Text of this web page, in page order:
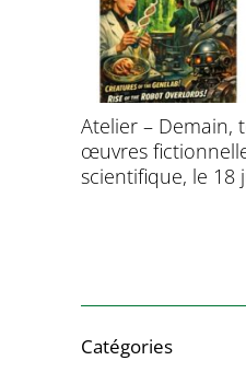
Atelier – Demain,
œuvres
scientifique, le 18
Catégories